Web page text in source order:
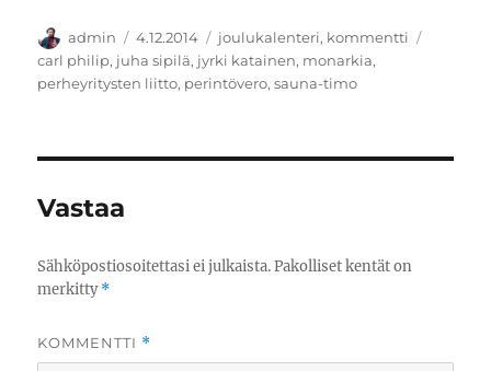
Kirjoittaja
admin Julkaistu
4.12.2014 Kategoriat
joulukalenteri, kommentti
carl philip, juha sipilä, jyrki katainen, monarkia,
perheyritysten liitto, perintövero,sauna-timo
Vastaa
Sähköpostiosoitettasi ei julkaista. Pakolliset kentät on
merkitty*
KOMMENTTI *